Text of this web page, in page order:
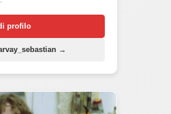
profilo
→